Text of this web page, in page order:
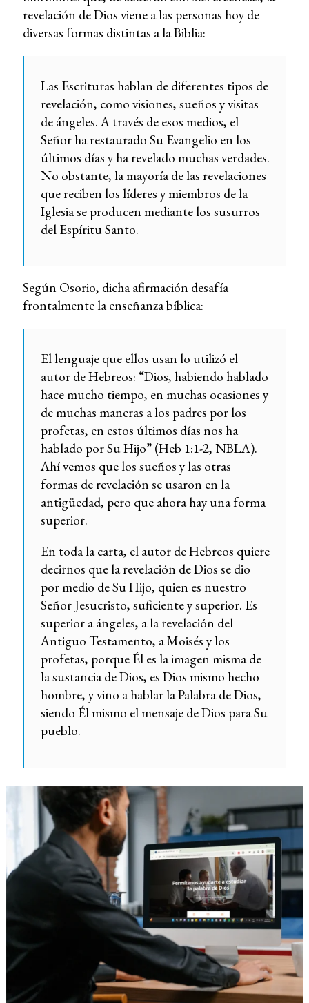
revelación de Dios viene a las personas hoy de
diversas formas distintas a la Biblia:
Las Escrituras hablan de diferentes tipos de
revelación, como visiones, sueños y visitas
de ángeles. A través de esos medios, el
Señor ha restaurado Su Evangelio en los
últimos días y ha revelado muchas verdades.
No obstante, la mayoría de las revelaciones
que reciben los líderes y miembros de la
Iglesia se producen mediante los susurros
del Espíritu Santo.
Según Osorio, dicha afirmación desafía
frontalmente la enseñanza bíblica:
El lenguaje que ellos usan lo utilizó el
autor de Hebreos: “Dios, habiendo hablado
hace mucho tiempo, en muchas ocasiones y
de muchas maneras a los padres por los
profetas, en estos últimos días nos ha
hablado por Su Hijo” (Heb 1:1-2, NBLA).
Ahí vemos que los sueños y las otras
formas de revelación se usaron en la
antigüedad, pero que ahora hay una forma
superior.
En toda la carta, el autor de Hebreos quiere
decirnos que la revelación de Dios se dio
por medio de Su Hijo, quien es nuestro
Señor Jesucristo, suficiente y superior. Es
superior a ángeles, a la revelación del
Antiguo Testamento, a Moisés y los
profetas, porque Él es la imagen misma de
la sustancia de Dios, es Dios mismo hecho
hombre, y vino a hablar la Palabra de Dios,
siendo Él mismo el mensaje de Dios para Su
pueblo.